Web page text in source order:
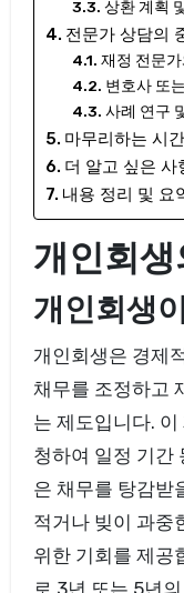
상환 계획
전문가 상담의
재정 전문
변호사 또
사례 연구
마무리하는 시간
더 알고 싶은 사
내용 정리 및 요
개인회
개인회생
개인회생은 경제
채무를 조정하고
는 제도입니다.
청하여 일정 기간
은 채무를 탕감받
적거나 빚이 과중
위한 기회를 제공
로 3년 또는 5년